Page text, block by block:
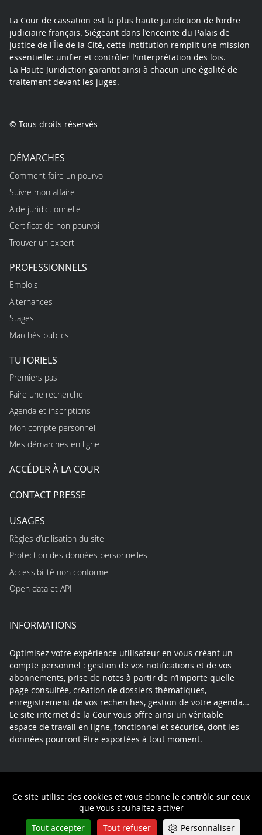
Ce site utilise des cookies et vous donne le contrôle sur ceux
que vous souhaitez activer
Tout accepter
Tout refuser Personnaliser
La Cour de cassation est la plus haute juridiction de l’ordre
judiciaire français. Siégeant dans l’enceinte du Palais de
justice de l'Île de la Cité, cette institution remplit une mission
essentielle: unifier et contrôler l'interprétation des lois.
La Haute Juridiction garantit ainsi à chacun une égalité de
traitement devant les juges.
© Tous droits réservés
DÉMARCHES
Comment faire un pourvoi
Suivre mon affaire
Aide juridictionnelle
Certificat de non pourvoi
Trouver un expert
PROFESSIONNELS
Emplois
Alternances
Stages
Marchés publics
TUTORIELS
Premiers pas
Faire une recherche
Agenda et inscriptions
Mon compte personnel
Mes démarches en ligne
ACCÉDER À LA COUR
CONTACT PRESSE
USAGES
Règles d’utilisation du site
Protection des données personnelles
Accessibilité non conforme
Open data et API
INFORMATIONS
Optimisez votre expérience utilisateur en vous créant un
compte personnel : gestion de vos notifications et de vos
abonnements, prise de notes à partir de n’importe quelle
page consultée, création de dossiers thématiques,
enregistrement de vos recherches, gestion de votre agenda…
Le site internet de la Cour vous offre ainsi un véritable
espace de travail en ligne, fonctionnel et sécurisé, dont les
données pourront être exportées à tout moment.
Politique de confidentialité